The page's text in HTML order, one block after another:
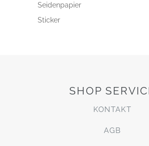
Seidenpapier
Sticker
SHOP
KONTAKT
AGB